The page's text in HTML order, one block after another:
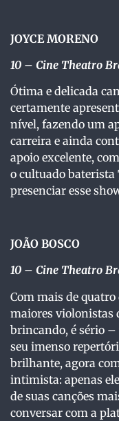
JOYCE MORENO
10 – Cine Theatro
Ótima e delicada
certamente
nível, fazendo um
carreira e ainda
apoio excelente,
o cultuado baterista
presenciar esse
JOÃO BOSCO
10 – Cine Theatro
Com mais de
maiores violonistas
brincando, é sério –
seu imenso
brilhante, agora
intimista: apenas
de suas canções
conversar com a